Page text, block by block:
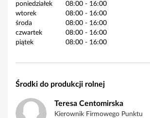
poniedziałek 08:00 - 16:00
wtorek
08:00 - 16:00
środa
08:00 - 16:00
czwartek
08:00 - 16:00
piątek
08:00 - 16:00
Środki do produkcji rolnej
Teresa Centomirska
Kierownik Firmowego Punktu